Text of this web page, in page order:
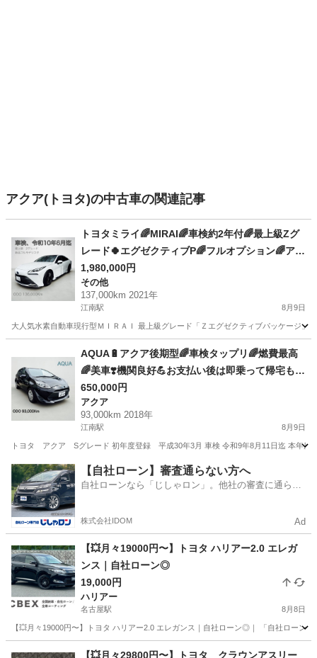
アクア(トヨタ)の中古車の関連記事
トヨタミライ🌈MIRAI🌈車検約2年付🌈最上級Zグ
レード🍀エグゼクティブP🌈フルオプション🌈アド
バンスパーク👏 Apple CarPlay👏フルモデリスタ
新品❣️
1,980,000円
その他
137,000km 2021年
江南駅 8月9日
大人気水素自動車現行型ＭＩＲＡＩ 最上級グレード「Ｚエグゼクティブパッケー
江南駅 その他 MIRAI
AQUA🔋アクア後期型🌈車検タップリ🌈燃費最高
🌈美車❣️機関良好💪お支払い後は即乗って帰宅も可
能です。
650,000円
アクア
93,000km 2018年
江南駅 8月9日
トヨタ アクア Sグレード 初年度登録 平成30年3月 車検 令和9年8月11日迄 本年度
愛知 江南市 江南駅 アクア
【自社ローン】審査通らない方へ
自社ローンなら「じしゃロン」。他社の審査に通らな
株式会社IDOM Ad
【💥月々19000円〜】トヨタ ハリアー2.0 エレガ
ンス｜自社ローン◎
19,000円
ハリアー
名古屋駅 8月8日
【💥月々19000円〜】トヨタ ハリアー2.0 エレガンス｜自社ローン◎｜ 「自社ローン
名古屋駅 ハリアー
【💥月々29800円〜】トヨタ クラウンアスリー